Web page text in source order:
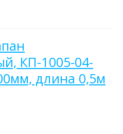
КП-1005-04-
длина 0,5м